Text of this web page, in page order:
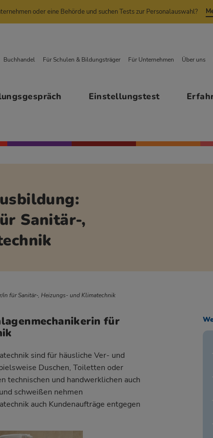
oder eine Behörde und suchen Tests zur Personalauswahl?
Einstellungstest
Buchhandel Für Schulen & Bildungsträger Für Unternehmen Über uns
Sanitär-,
in für Sanitär-, Heizungs- und Klimatechnik
für
sind für häusliche Ver- und
Duschen, Toiletten oder
technischen und handwerklichen auch
schweißen nehmen
auch Kundenaufträge entgegen